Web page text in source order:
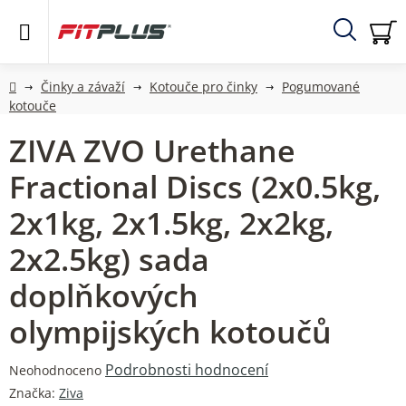
Hledat
DomůČinky a závaží Kotouče pro činky
Pogumované
kotouče
ZIVA ZVO Urethane
Fractional Discs (2x0.5kg,
2x1kg, 2x1.5kg, 2x2kg,
2x2.5kg) sada
doplňkových
olympijských kotoučů
Průměrné
hodnocení
Neohodnoceno Podrobnosti hodnocení
Značka: Ziva